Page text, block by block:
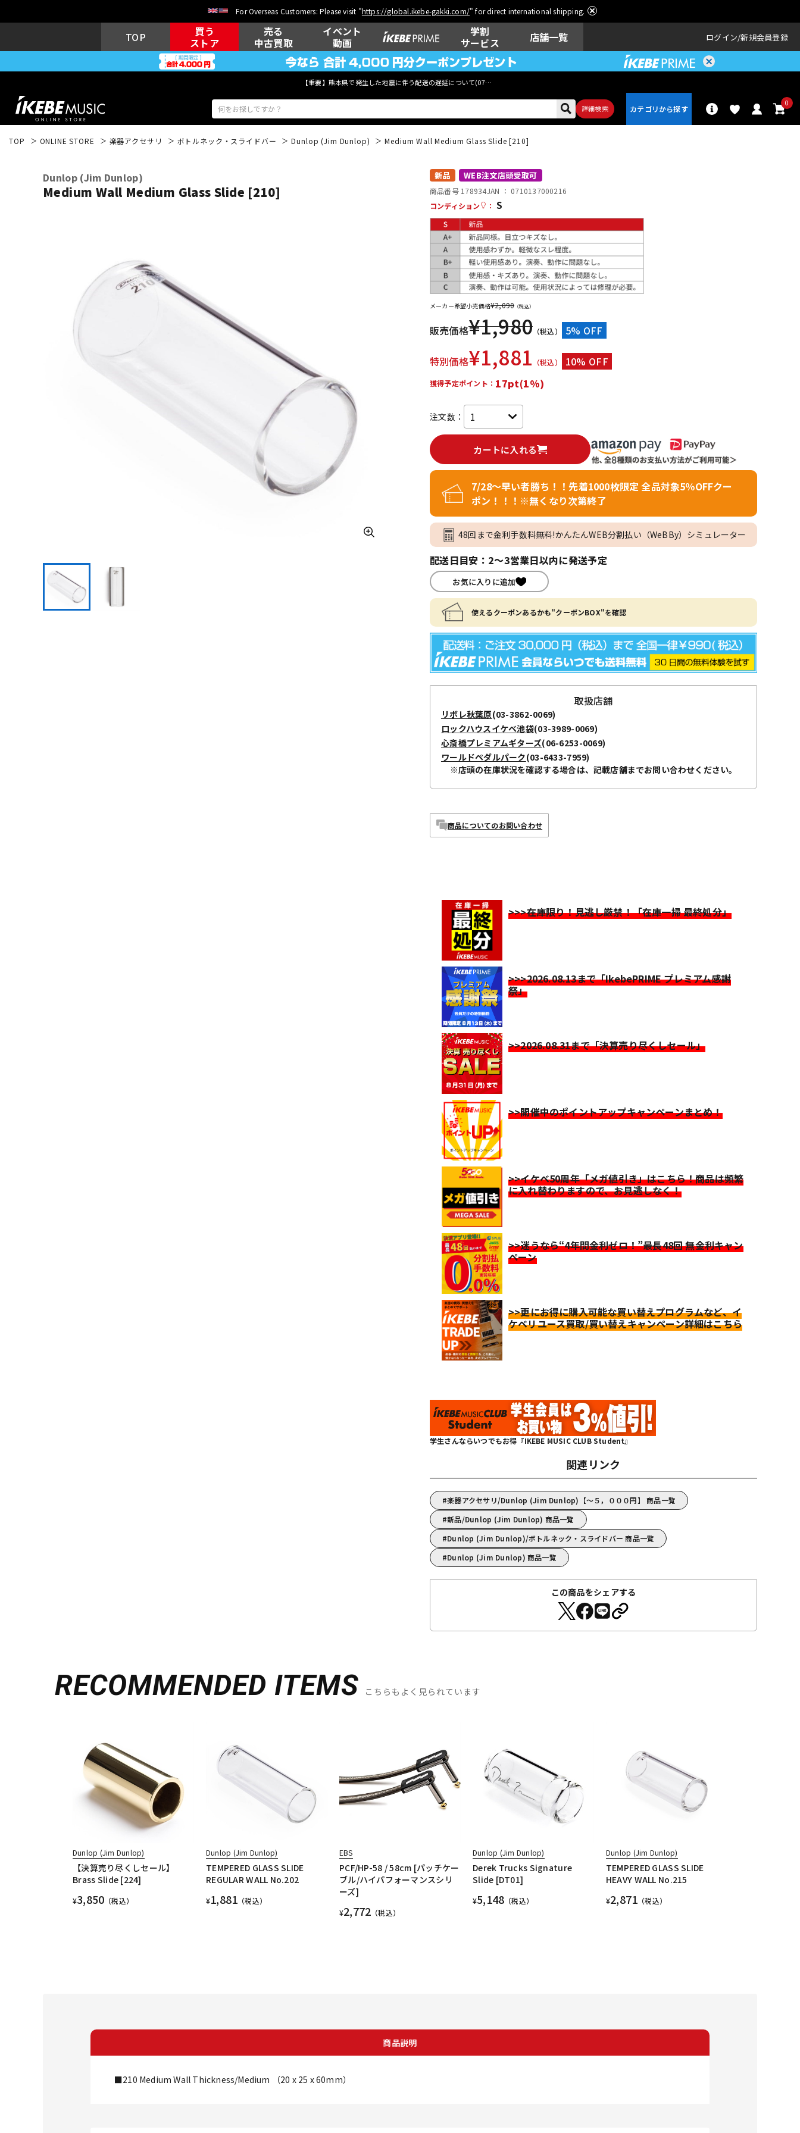
For Overseas Customers: Please visit "https://global.ikebe-gakki.com/" for direct international shipping.
TOP
買う
ストア
売る
中古買取
イベント
動画
学割
サービス
店舗一覧 ログイン 新規会員登録
【重要】熊本県で発生した地震に伴う配送の遅延について(07月29日
詳細検索
0
エレキギター ウクレレ
その他楽器
DJ機器 レコーディン
グ機器
配信/ライブ
機器
ヴィンテージ
TOP ONLINE STORE 楽器アクセサリ ボトルネック・スライドバー Dunlop (Jim Dunlop) Medium Wall Medium Glass Slide [210]
Dunlop (Jim Dunlop)
Medium Wall Medium Glass Slide [210]
新品 WEB注文店頭受取可
商品番号 178934JAN ： 0710137000216
コンディション
： S
メーカー希望小売価格¥2,090 （税込）
販売価格¥1,980 （税込） 5% OFF
特別価格¥1,881 （税込） 10% OFF
獲得予定ポイント： 17pt(1%)
注文数：
カートに入れる
7/28～早い者勝ち！！先着1000枚限定 全品対象5％OFFクー
ポン！！！※無くなり次第終了
48回まで金利手数料無料!かんたんWEB分割払い（WeBBy）シミュレーター
配送日目安：2～3営業日以内に発送予定
お気に入りに追加
使えるクーポンあるかも"クーポンBOX"を確認
取扱店舗
リボレ秋葉原(03-3862-0069)
ロックハウスイケベ池袋(03-3989-0069)
心斎橋プレミアムギターズ(06-6253-0069)
ワールドペダルパーク(03-6433-7959)
※店頭の在庫状況を確認する場合は、記載店舗までお問い合わせください。
商品についてのお問い合わせ
>>>在庫限り！見逃し厳禁！「在庫一掃 最終処分」
>>>2026.08.13まで「IkebePRIME プレミアム感謝
祭」
>>2026.08.31まで「決算売り尽くしセール」
>>開催中のポイントアップキャンペーンまとめ！
>>イケベ50周年「メガ値引き」はこちら！商品は頻繁
に入れ替わりますので、お見逃しなく！
>>迷うなら“4年間金利ゼロ！”最長48回 無金利キャン
ペーン
>>更にお得に購入可能な買い替えプログラムなど、イ
ケベリユース買取/買い替えキャンペーン詳細はこちら
学生さんならいつでもお得『IKEBE MUSIC CLUB Student』
関連リンク
楽器アクセサリ/Dunlop (Jim Dunlop)【～５，０００円】 商品一覧
新品/Dunlop (Jim Dunlop) 商品一覧
Dunlop (Jim Dunlop)/ボトルネック・スライドバー 商品一覧
Dunlop (Jim Dunlop) 商品一覧
この商品をシェアする
RECOMMENDED ITEMS こちらもよく見られています
Dunlop (Jim Dunlop)
【決算売り尽くしセール】
Brass Slide [224]
¥3,850 （税込）
Dunlop (Jim Dunlop)
TEMPERED GLASS SLIDE
REGULAR WALL No.202
¥1,881 （税込）
EBS
PCF/HP-58 / 58cm [パッチケー
ブル/ハイパフォーマンスシリ
ーズ]
¥2,772 （税込）
Dunlop (Jim Dunlop)
Derek Trucks Signature
Slide [DT01]
¥5,148 （税込）
Dunlop (Jim Dunlop)
TEMPERED GLASS SLIDE
HEAVY WALL No.215
¥2,871 （税込）
商品説明
■210 Medium Wall Thickness/Medium （20 x 25 x 60mm）